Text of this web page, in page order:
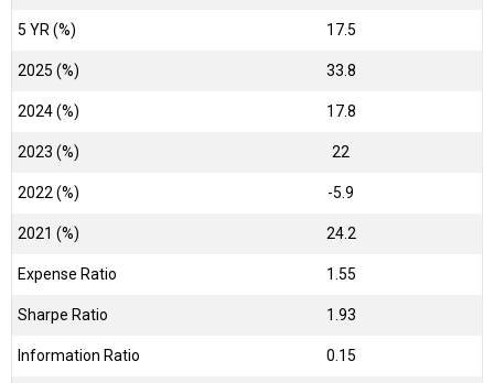
5 YR (%) 17.5
2025 (%) 33.8
2024 (%) 17.8
2023 (%) 22
2022 (%) -5.9
2021 (%) 24.2
Expense Ratio 1.55
Sharpe Ratio 1.93
Information Ratio 0.15